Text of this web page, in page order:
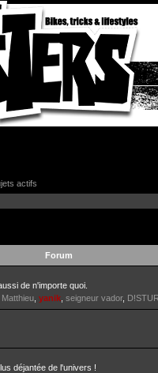
actifs
Forum
de n'importe quoi.
Matthieu yanik seigneur vador,
déjantée de l'univers !